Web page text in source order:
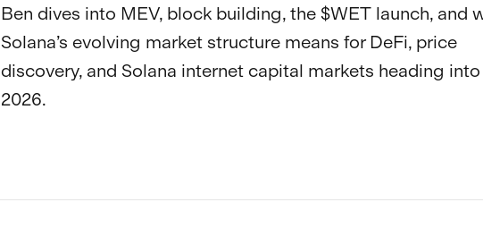
Ben dives into MEV, block building, the $WET launch, and
Solana’s evolving market structure means for DeFi, price
discovery, and Solana internet capital markets heading into
2026.